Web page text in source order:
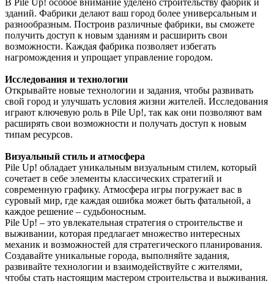
В Pile Up! особое внимание уделено строительству фабрик и
зданий. Фабрики делают ваш город более универсальным и
разнообразным. Построив различные фабрики, вы сможете
получить доступ к новым зданиям и расширить свои
возможности. Каждая фабрика позволяет избегать
нагромождения и упрощает управление городом.
Исследования и технологии
Открывайте новые технологии и задания, чтобы развивать
свой город и улучшать условия жизни жителей. Исследования
играют ключевую роль в Pile Up!, так как они позволяют вам
расширять свои возможности и получать доступ к новым
типам ресурсов.
Визуальный стиль и атмосфера
Pile Up! обладает уникальным визуальным стилем, который
сочетает в себе элементы классических стратегий и
современную графику. Атмосфера игры погружает вас в
суровый мир, где каждая ошибка может быть фатальной, а
каждое решение – судьбоносным.
Pile Up! – это увлекательная стратегия о строительстве и
выживании, которая предлагает множество интересных
механик и возможностей для стратегического планирования.
Создавайте уникальные города, выполняйте задания,
развивайте технологии и взаимодействуйте с жителями,
чтобы стать настоящим мастером строительства и выживания.